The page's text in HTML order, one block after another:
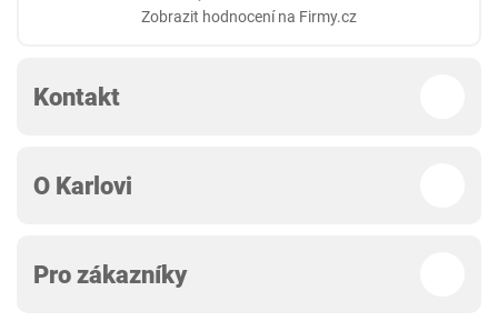
Zobrazit hodnocení na Firmy.cz
Kontakt
O Karlovi
Pro zákazníky